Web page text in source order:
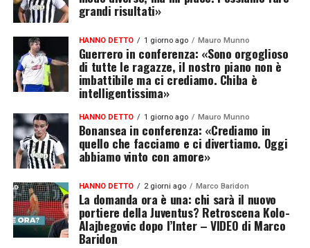
grandi risultati»
HANNO DETTO 1 giorno ago Mauro Munno
Guerrero in conferenza: «Sono orgoglioso
di tutte le ragazze, il nostro piano non è
imbattibile ma ci crediamo. Chiba è
intelligentissima»
HANNO DETTO 1 giorno ago Mauro Munno
Bonansea in conferenza: «Crediamo in
quello che facciamo e ci divertiamo. Oggi
abbiamo vinto con amore»
HANNO DETTO 2 giorni ago Marco Baridon
La domanda ora è una: chi sarà il nuovo
portiere della Juventus? Retroscena Kolo-
Alajbegovic dopo l’Inter – VIDEO di Marco
Baridon